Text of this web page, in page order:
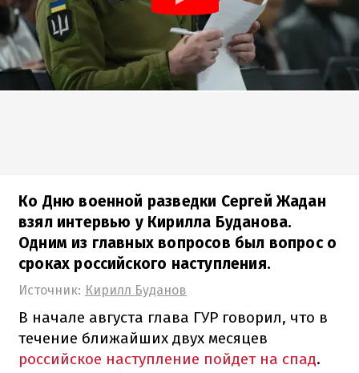
Ко Дню военной разведки Сергей Жадан
взял интервью у Кирилла Буданова.
Одним из главных вопросов был вопрос о
сроках российского наступления.
Источник: Кирилл Буданов
В начале августа глава ГУР говорил, что в
течение ближайших двух месяцев
российское наступление пойдет на спад.